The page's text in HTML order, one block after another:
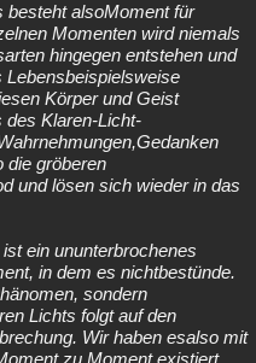
besteht alsoMoment für
Momenten wird niemals
hingegen entstehen und
Körper und Geist
des Klaren-Licht-
die gröberen
und lösen sich wieder in das
ein ununterbrochenes
in dem es nichtbestünde.
sondern
Lichts folgt auf den
Wir haben esalso mit
zu Moment existiert